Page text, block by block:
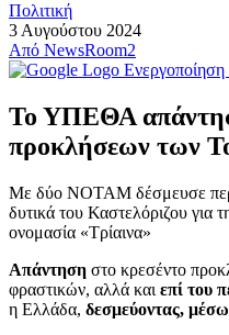
Πολιτική
3 Αυγούστου 2024
Από NewsRoom2
Το ΥΠΕΘΑ
προκλήσεων των
Με δύο ΝΟΤΑΜ δέσμευσε
δυτικά του Καστελόριζου για
ονομασία «Τρίαινα»
Aπάντηση στο κρεσέντο
φραστικών, αλλά και επί του
η Ελλάδα, δεσμεύοντας, μέσω